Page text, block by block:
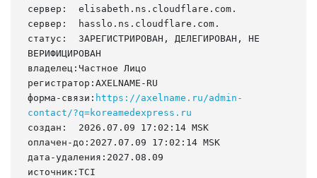
сервер:  elisabeth.ns.cloudflare.com.
сервер:  hasslo.ns.cloudflare.com.
статус:  ЗАРЕГИСТРИРОВАН, ДЕЛЕГИРОВАН, НЕ
ВЕРИФИЦИРОВАН
владелец:Частное Лицо
регистратор:AXELNAME-RU
форма-связи: https://axelname.ru/admin-
contact/?q=koreamedexpress.ru
создан:  2026.07.09 17:02:14 MSK
оплачен-до:2027.07.09 17:02:14 MSK
дата-удаления:2027.08.09
источник:TCI